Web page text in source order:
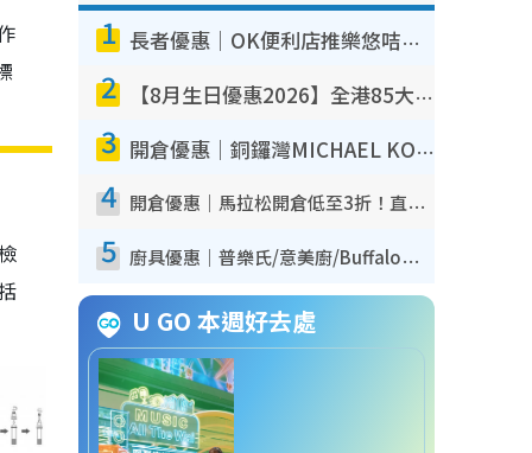
1 長者優惠｜OK便利店推樂悠咭優惠！買麵包/牛奶/保健品拍卡即減
2 【8月生日優惠2026】全港85大食買玩著數攻略 自助餐/火鍋放題同行免費＋誠品/DONKI送現金券
3 開倉優惠｜銅鑼灣MICHAEL KORS開倉低至17折！直擊$500起買手袋/銀包/鞋款 必買經典Jet Set系列
4 開倉優惠｜馬拉松開倉低至3折！直擊$99起買adidas／New Balance／Puma鞋款 STANLEY保溫杯劈價至$119起
5 廚具優惠｜普樂氏/意美廚/Buffalo廚具低至3折！$89起買煎鍋／炒鑊／個人鍋 同場小家電激減至$99起
U GO 本週好去處